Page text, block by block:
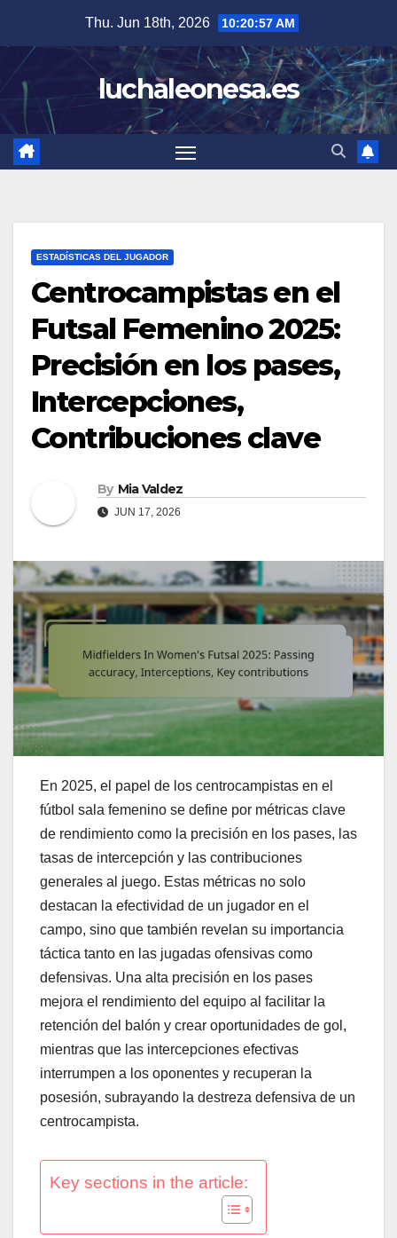
content
Thu. Jun 18th, 2026 10:20:58 AM
luchaleonesa.es
ESTADÍSTICAS DEL JUGADOR
Centrocampistas en el
Futsal Femenino 2025:
Precisión en los pases,
Intercepciones,
Contribuciones clave
By Mia Valdez
JUN 17, 2026
En 2025, el papel de los centrocampistas en el
fútbol sala femenino se define por métricas clave
de rendimiento como la precisión en los pases, las
tasas de intercepción y las contribuciones
generales al juego. Estas métricas no solo
destacan la efectividad de un jugador en el
campo, sino que también revelan su importancia
táctica tanto en las jugadas ofensivas como
defensivas. Una alta precisión en los pases
mejora el rendimiento del equipo al facilitar la
retención del balón y crear oportunidades de gol,
mientras que las intercepciones efectivas
interrumpen a los oponentes y recuperan la
posesión, subrayando la destreza defensiva de un
centrocampista.
Key sections in the article: